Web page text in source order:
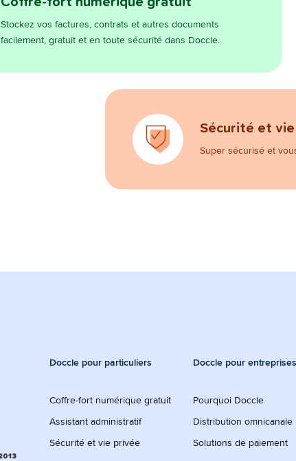
Stockez vos factures, contrats et autres documents
facilement, gratuit et en toute sécurité dans Doccle.
Sécurité et
Super sécurisé et
Doccle pour particuliers
Coffre-fort numérique gratuit
Assistant administratif
Sécurité et vie privée
Doccle pour entreprises
Pourquoi Doccle
Distribution omnicanale
Solutions de paiement